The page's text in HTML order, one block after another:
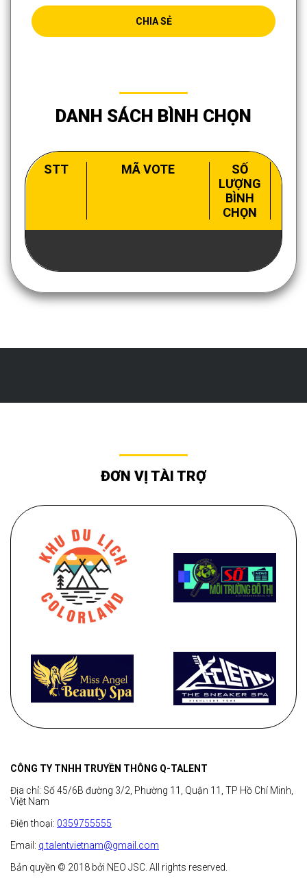
CHIA SẺ
DANH SÁCH BÌNH CHỌN
STT MÃ VOTE
SỐ
LƯỢNG
BÌNH
CHỌN
ĐƠN VỊ TÀI TRỢ
CÔNG TY TNHH TRUYỀN THÔNG Q-TALENT
Địa chỉ: Số 45/6B đường 3/2, Phường 11, Quận 11, TP Hồ Chí Minh,
Việt Nam
Điện thoại: 0359755555
Email: q.talentvietnam@gmail.com
Bản quyền © 2018 bởi NEO JSC. All rights reserved.